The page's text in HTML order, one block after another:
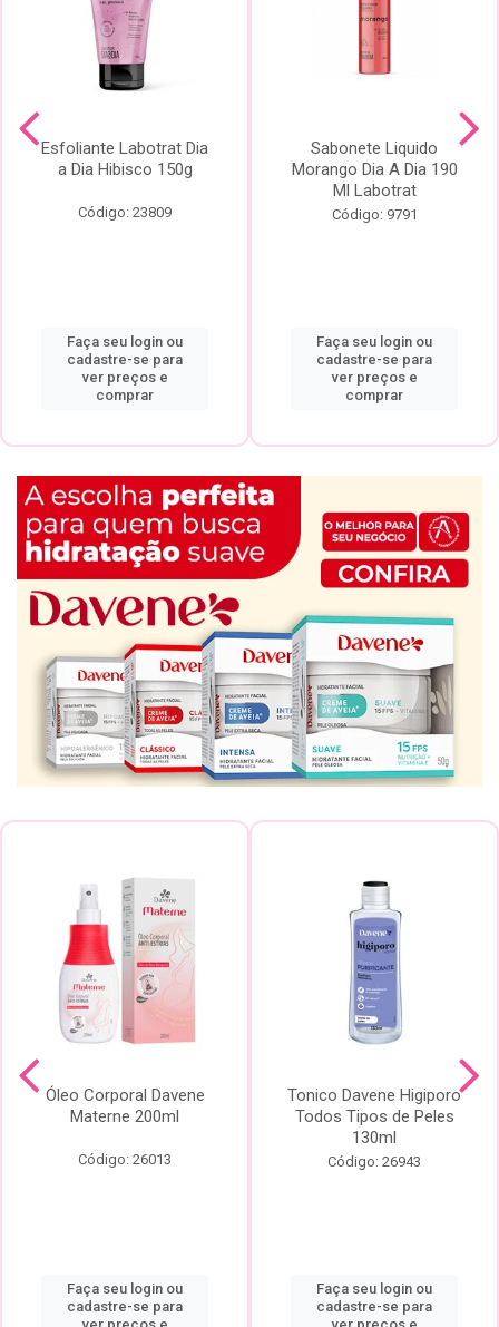
Esfoliante Labotrat Dia
a Dia Hibisco 150g
Código: 23809
Faça seu login ou
cadastre-se para
ver preços e
comprar
Sabonete Liquido
Morango Dia A Dia 190
Ml Labotrat
Código: 9791
Faça seu login ou
cadastre-se para
ver preços e
comprar
Óleo Corporal Davene
Materne 200ml
Código: 26013
Faça seu login ou
cadastre-se para
Tonico Davene Higiporo
Todos Tipos de Peles
130ml
Código: 26943
Faça seu login ou
cadastre-se para